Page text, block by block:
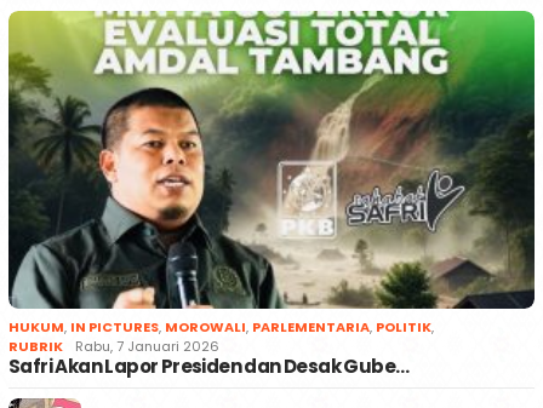
HUKUM, IN PICTURES, MOROWALI, PARLEMENTARIA, POLITIK,
RUBRIK
Rabu, 7 Januari 2026
Safri Akan Lapor Presiden dan Desak Gube…